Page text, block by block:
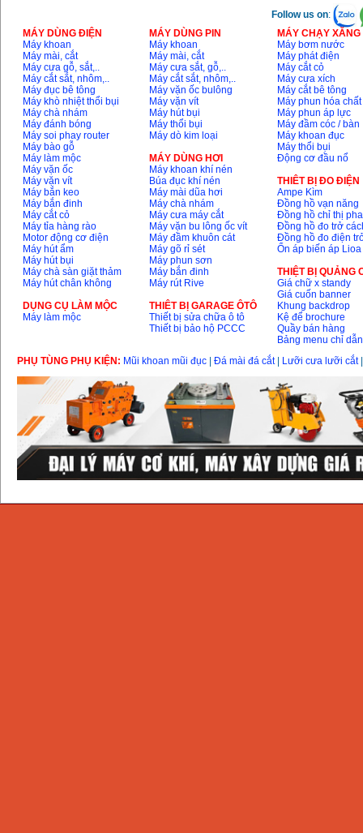
Follow us on:
MÁY DÙNG ĐIỆN
Máy khoan
Máy mài, cắt
Máy cưa gỗ, sắt,..
Máy cắt sắt, nhôm,..
Máy đục bê tông
Máy khò nhiệt thổi bụi
Máy chà nhám
Máy đánh bóng
Máy soi phay router
Máy bào gỗ
Máy làm mộc
Máy vặn ốc
Máy vặn vít
Máy bắn keo
Máy bắn đinh
Máy cắt cỏ
Máy tỉa hàng rào
Motor động cơ điện
Máy hút ẩm
Máy hút bụi
Máy chà sàn giặt thảm
Máy hút chân không
DỤNG CỤ LÀM MỘC
Máy làm mộc
MÁY DÙNG PIN
Máy khoan
Máy mài, cắt
Máy cưa sắt, gỗ,..
Máy cắt sắt, nhôm,..
Máy vặn ốc bulông
Máy vặn vít
Máy hút bụi
Máy thổi bụi
Máy dò kim loại
MÁY DÙNG HƠI
Máy khoan khí nén
Búa đục khí nén
Máy mài dũa hơi
Máy chà nhám
Máy cưa máy cắt
Máy vặn bu lông ốc vít
Máy đầm khuôn cát
Máy gõ rỉ sét
Máy phun sơn
Máy bắn đinh
Máy rút Rive
THIÊT BỊ GARAGE ÔTÔ
Thiết bị sửa chữa ô tô
Thiết bị bảo hộ PCCC
MÁY CHẠY
Máy bơm nước
Máy phát điện
Máy cắt cỏ
Máy cưa xích
Máy cắt bê tông
Máy phun hóa chất
Máy phun áp lực
Máy đầm cóc / bàn
Máy khoan đục
Máy thổi bụi
Động cơ đầu nổ
THIÊT BỊ ĐO ĐIỆN
Ampe Kìm
Đồng hồ vạn năng
Đồng hồ chỉ thị pha
Đồng hồ đo trở
Đồng hồ đo điện
Ổn áp biến áp Lioa
THIỆT BỊ QUẢNG
Giá chữ x standy
Giá cuốn banner
Khung backdrop
Kệ để brochure
Quầy bán hàng
Bảng menu chỉ dẫn
PHỤ TÙNG PHỤ KIỆN: Mũi khoan mũi đục Đá mài đá cắt| Lưỡi cưa lưỡi cắt